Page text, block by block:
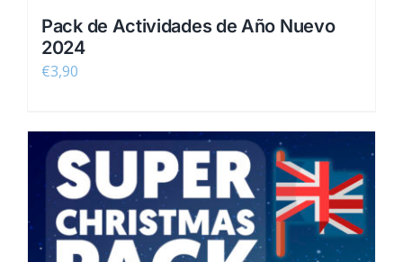
Pack de Actividades de Año Nuevo
2024
€3,90